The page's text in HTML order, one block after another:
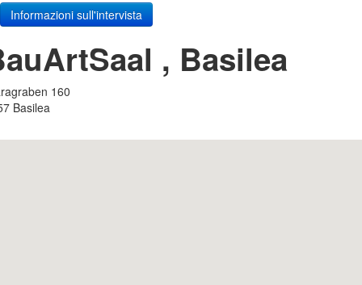
Informazioni sull'intervista
, Basilea
160
Basilea